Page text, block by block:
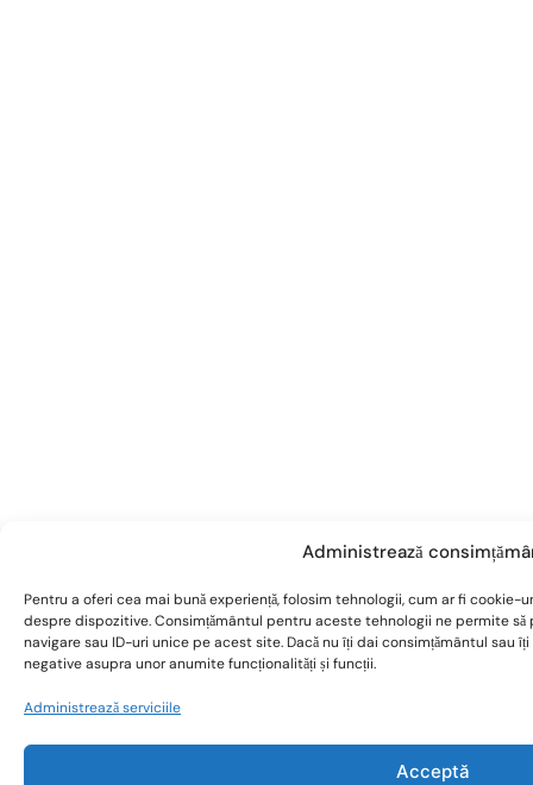
Administrează
Pentru a oferi cea mai bună experiență, folosim tehnologii, cum ar fi
despre dispozitive. Consimțământul pentru aceste tehnologii ne permite
navigare sau ID-uri unice pe acest site. Dacă nu îți dai consimțământul sau
negative asupra unor anumite funcționalități și funcții.
Administrează serviciile
Acceptă